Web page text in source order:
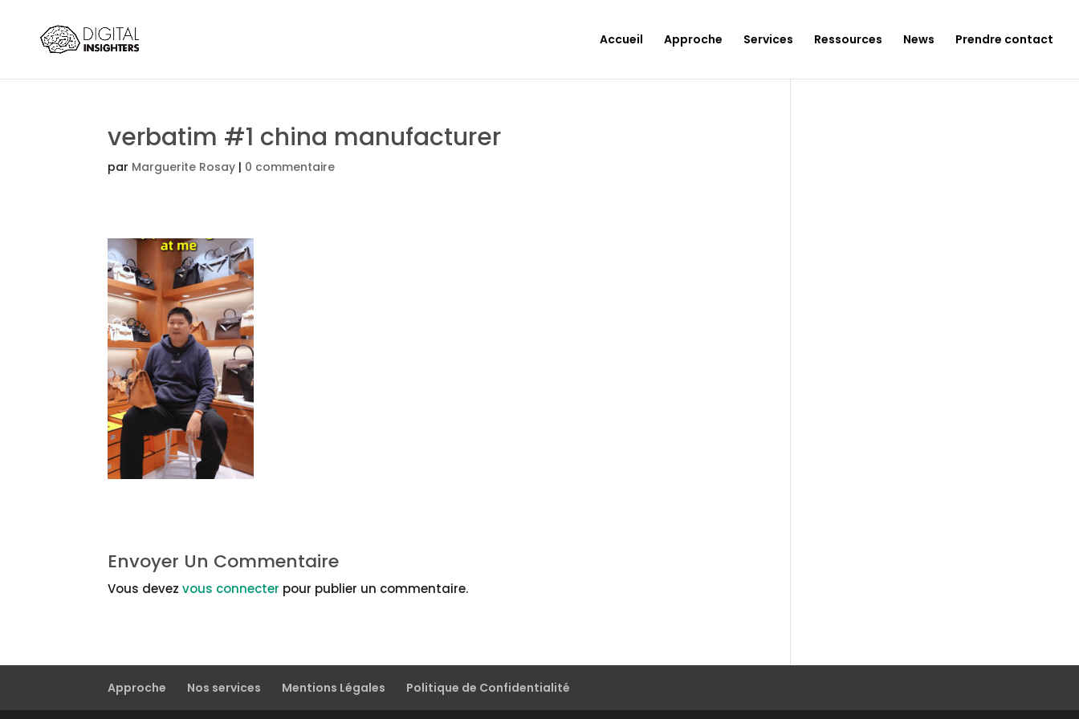
Accueil Approche Services Ressources News Prendre contact
verbatim #1 china manufacturer
par Marguerite Rosay | 0 commentaire
Envoyer Un Commentaire
Vous devezvous connecter pour publier un commentaire.
Approche Nos services Mentions Légales Politique de Confidentialité